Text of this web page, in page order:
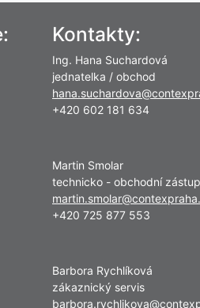
Kontakty:
Ing. Hana Suchardová
jednatelka / obchod
+420 602 181 634
Martin Smolar
technicko - obchodní
+420 725 877 553
Barbora Rychlíková
zákaznický servis